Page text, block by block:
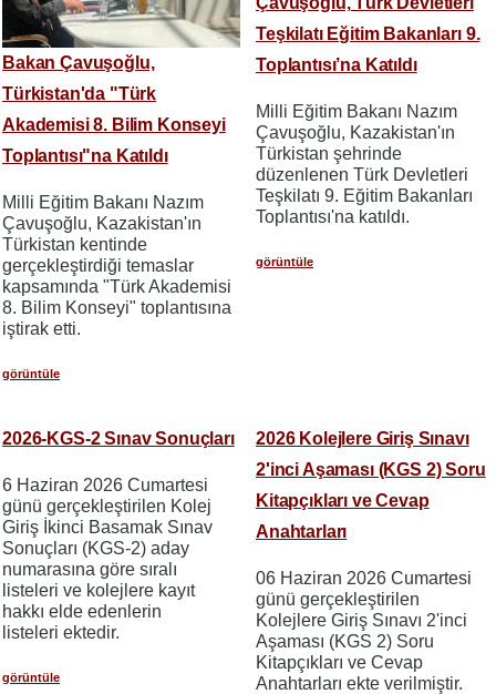
Bakan Çavuşoğlu,
Türkistan'da "Türk
Akademisi 8. Bilim Konseyi
Toplantısı"na Katıldı
Milli Eğitim Bakanı Nazım
Çavuşoğlu, Kazakistan'ın
Türkistan kentinde
gerçekleştirdiği temaslar
kapsamında "Türk Akademisi
8. Bilim Konseyi" toplantısına
iştirak etti.
görüntüle
Teşkilatı Eğitim Bakanları 9.
Toplantısı’na Katıldı
Milli Eğitim Bakanı Nazım
Çavuşoğlu, Kazakistan'ın
Türkistan şehrinde
düzenlenen Türk Devletleri
Teşkilatı 9. Eğitim Bakanları
Toplantısı'na katıldı.
görüntüle
2026-KGS-2 Sınav Sonuçları
6 Haziran 2026 Cumartesi
günü gerçekleştirilen Kolej
Giriş İkinci Basamak Sınav
Sonuçları (KGS-2) aday
numarasına göre sıralı
listeleri ve kolejlere kayıt
hakkı elde edenlerin
listeleri ektedir.
görüntüle
2026 Kolejlere Giriş Sınavı
2'inci Aşaması (KGS 2) Soru
Kitapçıkları ve Cevap
Anahtarları
06 Haziran 2026 Cumartesi
günü gerçekleştirilen
Kolejlere Giriş Sınavı 2'inci
Aşaması (KGS 2) Soru
Kitapçıkları ve Cevap
Anahtarları ekte verilmiştir.